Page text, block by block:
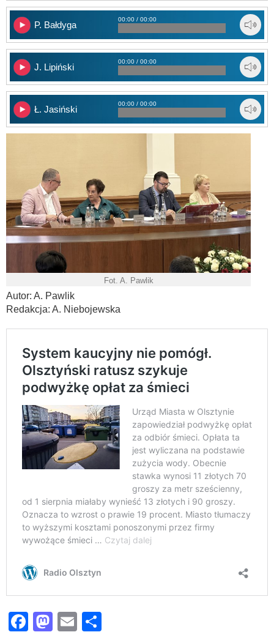
P. Bałdyga
00:00 / 00:00
J. Lipiński
00:00 / 00:00
Ł. Jasiński
00:00 / 00:00
Fot. A. Pawlik
Autor: A. Pawlik
Redakcja: A. Niebojewska
Facebook
Mastodon
Email